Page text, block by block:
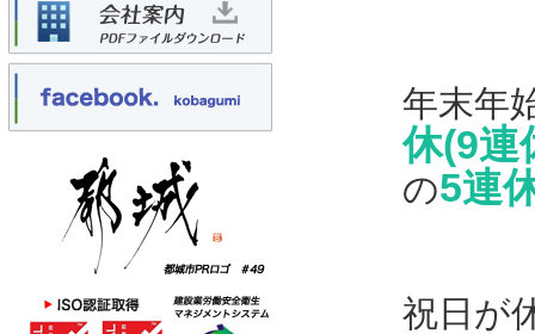
年末年
休(9連
の5連
祝日が